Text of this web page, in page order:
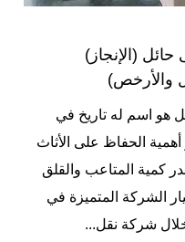
(الإنجاز)
هو اسم له تاريخ في
أهمية الحفاظ على الأثاث
كمية المتاعب والقلق
الشركة المتميزة في
شركة نقل...